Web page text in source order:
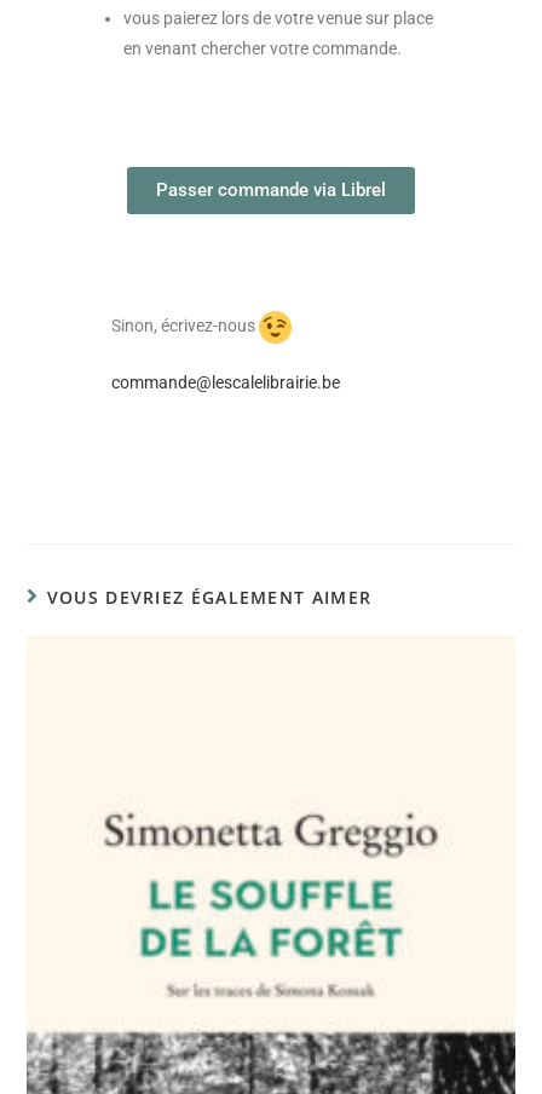
vous paierez lors de votre venue sur place
en venant chercher votre commande.
Passer commande via Librel
Sinon, écrivez-nous
commande@lescalelibrairie.be
VOUS DEVRIEZ ÉGALEMENT AIMER